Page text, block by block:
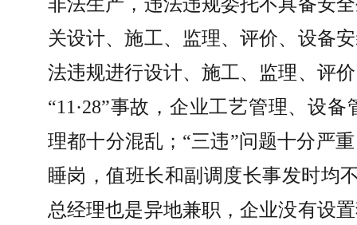
关设计、施工、监理、评价、设备
法违规进行设计、施工、监理、评
“11·28”事故，企业工艺管理、设备
理都十分混乱； “三违”问题十分严
睡岗，值班长和副调度长事发时均
总经理也是异地兼职，企业没有设